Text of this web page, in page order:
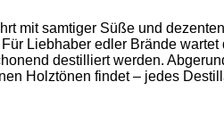
mit samtiger Süße und
Liebhaber edler Brände
destilliert werden.
Holz­tönen findet – jedes